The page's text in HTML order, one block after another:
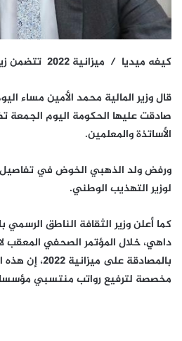
كيفه ميديا / ميزانية 2022 تتضمن زيادة في علاوات المدرسين
صادقت عليها الحكومة اليوم الجمعة
الأساتذة والمعلمين.
ورفض ولد الذهبي الخوض في تفاصيل
لوزير التهذيب الوطني.
كما أعلن وزير الثقافة الناطق الرسمي
داهي، خلال المؤتمر الصحفي المعقب
بالمصادقة على
مخصصة لترفيع رواتب منتسبي